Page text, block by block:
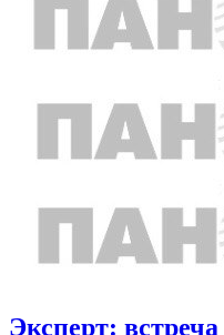
Эксперт: